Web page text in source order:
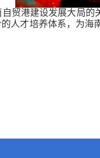
贸港建设发展大局
人才培养体系，为海